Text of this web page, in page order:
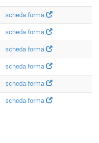
scheda forma
scheda forma
scheda forma
scheda forma
scheda forma
scheda forma